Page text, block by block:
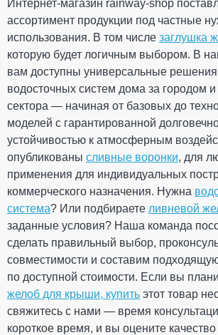
ПРОДОЛЖИТЬ ПОКУПКИ
На складе
Кол-во
150.25
грн
-15%
127.71 грн
КУПИТЬ
Интернет-магазин rainway-shop
ассортимент продукции под частные
использования. В том числе заглушка
которую будет логичным выбором. В
вам доступны универсальные решения
водосточных систем дома за городом
сектора — начиная от базовых до
моделей с гарантированной
устойчивостью к атмосферным
опубликованы сливные воронки, для
применения для индивидуальных
коммерческого назначения. Нужна
система? Или подбираете ливневой
заданные условия? Наша команда
сделать правильный выбор,
совместимости и составим
по доступной стоимости. Если вы
желоб для крыши, купить этот товар
свяжитесь с нами — время
короткое время, и вы оцените